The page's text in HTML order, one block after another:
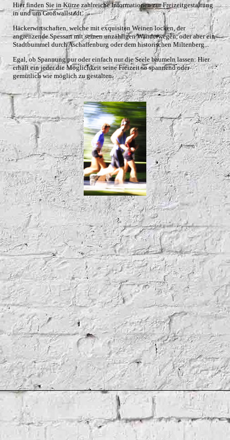
Hier finden Sie in Kürze zahlreiche Informationen zur Freizeitgestaltung
in und um Großwallstadt.
Häckerwirtschaften, welche mit exquisiten Weinen locken, der
angrenzende Spessart mit seinen unzähligen Wanderwegen, oder aber ein
Stadtbummel durch Aschaffenburg oder dem historischen Miltenberg...
Egal, ob Spannung pur oder einfach nur die Seele baumeln lassen: Hier
erhält ein jeder die Möglichkeit seine Freizeit so spannend oder
gemütlich wie möglich zu gestalten.
Wohnzimmer Rot
Terrasse